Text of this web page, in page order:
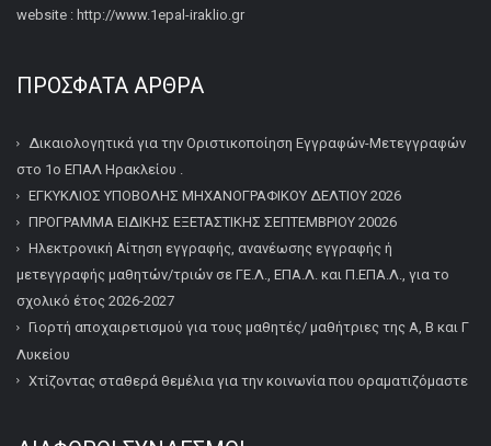
website : http://www.1epal-iraklio.gr
ΠΡΌΣΦΑΤΑ ΆΡΘΡΑ
Δικαιολογητικά για την Οριστικοποίηση Εγγραφών-Μετεγγραφών
στο 1ο ΕΠΑΛ Ηρακλείου .
ΕΓΚΥΚΛΙΟΣ ΥΠΟΒΟΛΗΣ ΜΗΧΑΝΟΓΡΑΦΙΚΟΥ ΔΕΛΤΙΟΥ 2026
ΠΡΟΓΡΑΜΜΑ ΕΙΔΙΚΗΣ ΕΞΕΤΑΣΤΙΚΗΣ ΣΕΠΤΕΜΒΡΙΟΥ 20026
Ηλεκτρονική Αίτηση εγγραφής, ανανέωσης εγγραφής ή
μετεγγραφής μαθητών/τριών σε ΓΕ.Λ., ΕΠΑ.Λ. και Π.ΕΠΑ.Λ., για το
σχολικό έτος 2026-2027
Γιορτή αποχαιρετισμού για τους μαθητές/ μαθήτριες της Α, Β και Γ
Λυκείου
Χτίζοντας σταθερά θεμέλια για την κοινωνία που οραματιζόμαστε